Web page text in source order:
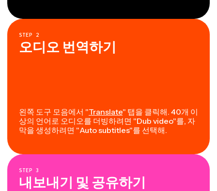
STEP 2
오디오 번역하기
왼쪽 도구 모음에서 "Translate" 탭을 클릭해. 40개 이
상의 언어로 오디오를 더빙하려면 "Dub video"를, 자
막을 생성하려면 "Auto subtitles"를 선택해.
STEP 3
내보내기 및 공유하기